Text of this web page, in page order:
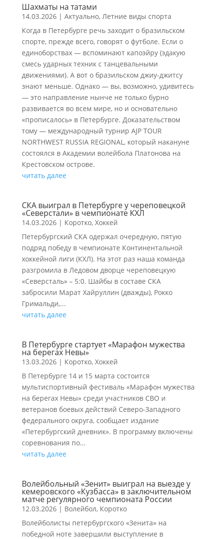
Шахматы на татами
14.03.2026| Актуально, Летние виды спорта
Когда в Петербурге речь заходит о бразильском
спорте, прежде всего, говорят о футболе. Если о
единоборствах — вспоминают капоэйру (эдакую
смесь ударных техник с танцевальными
движениями). А вот о бразильском джиу-джитсу
знают меньше. Однако — вы, возможно, удивитесь
— это направление нынче не только бурно
развивается во всем мире, но и основательно
«прописалось» в Петербурге. Доказательством
тому — международный турнир AJP TOUR
NORTHWEST RUSSIA REGIONAL, который накануне
состоялся в Академии волейбола Платонова на
Крестовском острове.
читать далее
СКА выиграл в Петербурге у череповецкой
«Северстали» в чемпионате КХЛ
14.03.2026| Коротко, Хоккей
Петербургский СКА одержал очередную, пятую
подряд победу в чемпионате Континентальной
хоккейной лиги (КХЛ). На этот раз наша команда
разгромила в Ледовом дворце череповецкую
«Северсталь» – 5:0. Шайбы в составе СКА
забросили Марат Хайруллин (дважды), Рокко
Гримальди,...
читать далее
В Петербурге стартует «Марафон мужества
на берегах Невы»
13.03.2026| Коротко, Хоккей
В Петербурге 14 и 15 марта состоится
мультиспортивный фестиваль «Марафон мужества
на берегах Невы» среди участников СВО и
ветеранов боевых действий Северо-Западного
федерального округа, сообщает издание
«Петербургский дневник». В программу включены
соревнования по...
читать далее
Волейбольный «Зенит» выиграл на выезде у
кемеровского «Кузбасса» в заключительном
матче регулярного чемпионата России
12.03.2026| Волейбол, Коротко
Волейболисты петербургского «Зенита» на
победной ноте завершили выступление в